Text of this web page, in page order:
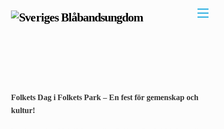
Folkets Dag i Folkets Park – En fest för gemenskap och
kultur!